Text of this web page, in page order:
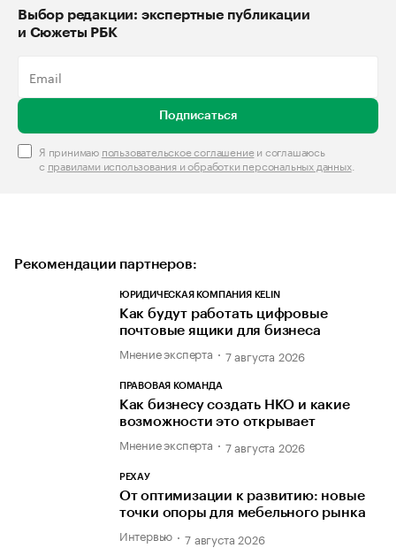
Выбор редакции: экспертные публикации
и Сюжеты РБК
Подписаться
Я принимаю пользовательское соглашениеи соглашаюсь
с правилами использования и обработки персональных данных.
Рекомендации партнеров:
ЮРИДИЧЕСКАЯ КОМПАНИЯ KELIN
Как будут работать цифровые
почтовые ящики для бизнеса
Мнение эксперта 7 августа 2026
ПРАВОВАЯ КОМАНДА
Как бизнесу создать НКО и какие
возможности это открывает
Мнение эксперта 7 августа 2026
РЕХАУ
От оптимизации к развитию: новые
точки опоры для мебельного рынка
Интервью 7 августа 2026